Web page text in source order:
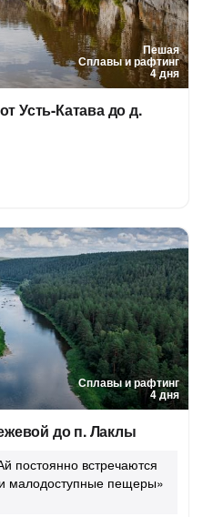
Пешая
Сплавы и рафтинг
4 дня
Усть-Катава до д.
Сплавы и рафтинг
4 дня
до п. Лаклы
постоянно встречаются
малодоступные пещеры»